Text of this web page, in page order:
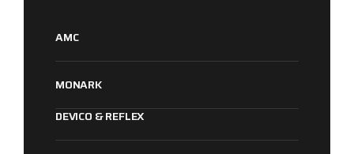
AMC
MONARK
DEVICO & REFLEX